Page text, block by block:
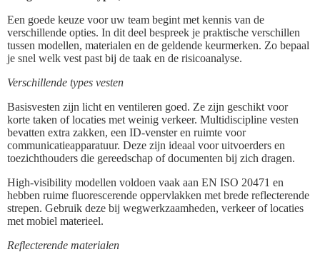
Een goede keuze voor uw team begint met kennis van de
verschillende opties. In dit deel bespreek je praktische verschillen
tussen modellen, materialen en de geldende keurmerken. Zo bepaal
je snel welk vest past bij de taak en de risicoanalyse.
Verschillende types vesten
Basisvesten zijn licht en ventileren goed. Ze zijn geschikt voor
korte taken of locaties met weinig verkeer. Multidiscipline vesten
bevatten extra zakken, een ID‑venster en ruimte voor
communicatieapparatuur. Deze zijn ideaal voor uitvoerders en
toezichthouders die gereedschap of documenten bij zich dragen.
High-visibility modellen voldoen vaak aan EN ISO 20471 en
hebben ruime fluorescerende oppervlakken met brede reflecterende
strepen. Gebruik deze bij wegwerkzaamheden, verkeer of locaties
met mobiel materieel.
Reflecterende materialen